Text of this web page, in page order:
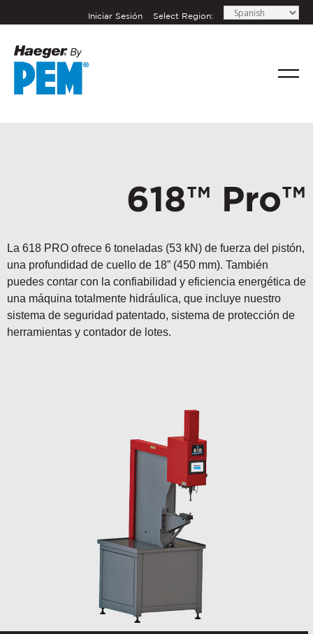
Iniciar Sesión Select Region:
618™ Pro™
La 618 PRO ofrece 6 toneladas (53 kN) de fuerza del pistón,
una profundidad de cuello de 18” (450 mm). También
puedes contar con la confiabilidad y eficiencia energética de
una máquina totalmente hidráulica, que incluye nuestro
sistema de seguridad patentado, sistema de protección de
herramientas y contador de lotes.